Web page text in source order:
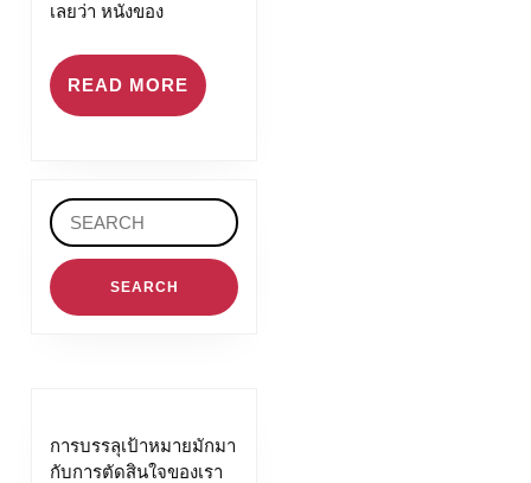
เลยว่า หนังของ
READ MORE READ
MORE
Search
for:
การบรรลุเป้าหมายมักมา
กับการตัดสินใจของเรา